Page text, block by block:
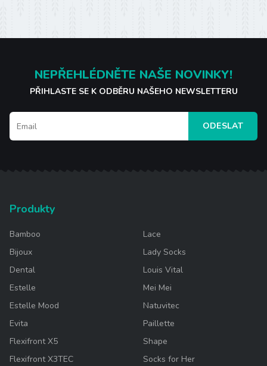
NEPŘEHLÉDNĚTE NAŠE NOVINKY!
PŘIHLASTE SE K ODBĚRU NAŠEHO NEWSLETTERU
ODESLAT
Produkty
Bamboo
Bijoux
Dental
Estelle
Estelle Mood
Evita
Flexifront X5
Flexifront X3TEC
Lace
Lady Socks
Louis Vital
Mei Mei
Natuvitec
Paillette
Shape
Socks for Her